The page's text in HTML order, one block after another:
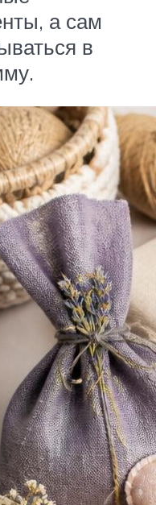
а сам
в